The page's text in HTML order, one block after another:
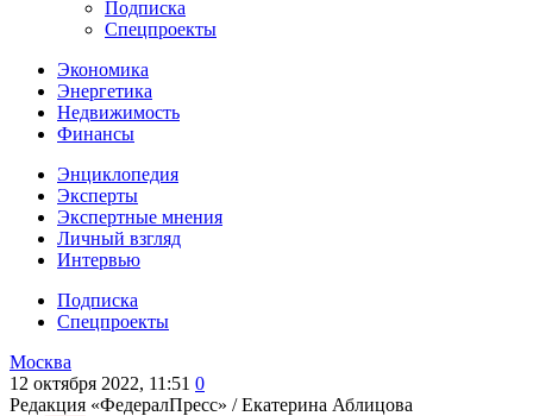
Подписка
Спецпроекты
Экономика
Энергетика
Недвижимость
Финансы
Энциклопедия
Эксперты
Экспертные мнения
Личный взгляд
Интервью
Подписка
Спецпроекты
Москва
12 октября 2022, 11:51 0
Редакция «ФедералПресс» /Екатерина Аблицова